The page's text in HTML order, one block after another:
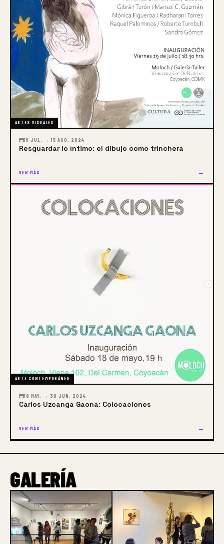
ARTES VISUALES
19 JUL. → 15 AGO. 2024
Resguardar lo íntimo: el dibujo como trinchera
VER MÁS →
ARTE CONTEMPORÁNEO
18 MAY. → 30 JUN. 2024
Carlos Uzcanga Gaona: Colocaciones
VER MÁS →
GALERÍA